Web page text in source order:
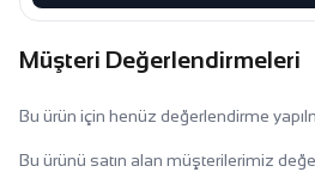
Müşteri Değerlendirmeleri
Bu ürün için henüz değerlendirme
Bu ürünü satın alan müşterilerimiz